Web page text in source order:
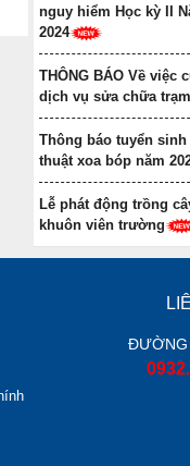
nguy hiểm Học kỳ II
2024
THÔNG BÁO Về việc
dịch vụ sửa chữa
Thông báo tuyển
thuật xoa bóp năm
Lễ phát động trồng
khuôn viên trường
ĐƯỜNG